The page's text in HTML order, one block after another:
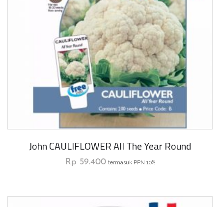
John CAULIFLOWER All The Year Round
Rp 59.400 termasuk PPN 10%